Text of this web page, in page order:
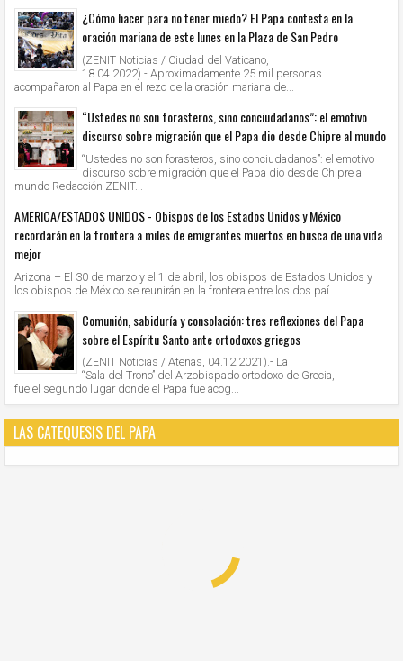
¿Cómo hacer para no tener miedo? El Papa contesta en la
oración mariana de este lunes en la Plaza de San Pedro
(ZENIT Noticias / Ciudad del Vaticano,
18.04.2022).- Aproximadamente 25 mil personas
acompañaron al Papa en el rezo de la oración mariana de...
“Ustedes no son forasteros, sino conciudadanos”: el emotivo
discurso sobre migración que el Papa dio desde Chipre al mundo
“Ustedes no son forasteros, sino conciudadanos”: el emotivo
discurso sobre migración que el Papa dio desde Chipre al
mundo Redacción ZENIT...
AMERICA/ESTADOS UNIDOS - Obispos de los Estados Unidos y México
recordarán en la frontera a miles de emigrantes muertos en busca de una vida
mejor
Arizona – El 30 de marzo y el 1 de abril, los obispos de Estados Unidos y
los obispos de México se reunirán en la frontera entre los dos paí...
Comunión, sabiduría y consolación: tres reflexiones del Papa
sobre el Espíritu Santo ante ortodoxos griegos
(ZENIT Noticias / Atenas, 04.12.2021).- La
“Sala del Trono” del Arzobispado ortodoxo de Grecia,
fue el segundo lugar donde el Papa fue acog...
LAS CATEQUESIS DEL PAPA